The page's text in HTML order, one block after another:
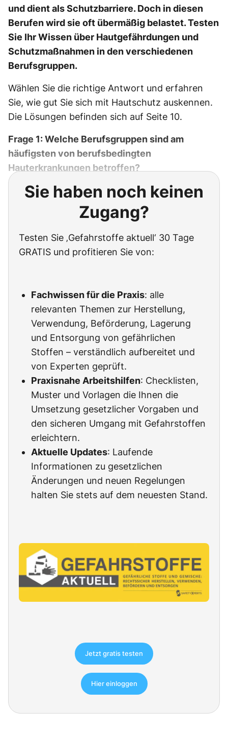
und dient als Schutzbarriere. Doch in diesen
Berufen wird sie oft übermäßig belastet. Testen
Sie Ihr Wissen über Hautgefährdungen und
Schutzmaßnahmen in den verschiedenen
Berufsgruppen.
Wählen Sie die richtige Antwort und erfahren
Sie, wie gut Sie sich mit Hautschutz auskennen.
Die Lösungen befinden sich auf Seite 10.
Frage 1: Welche Berufsgruppen sind am
häufigsten von berufsbedingten
Hauterkrankungen betroffen?
Sie haben noch keinen
Zugang?
Testen Sie ‚Gefahrstoffe aktuell‘ 30 Tage
GRATIS und profitieren Sie von:
Fachwissen für die Praxis: alle
relevanten Themen zur Herstellung,
Verwendung, Beförderung, Lagerung
und Entsorgung von gefährlichen
Stoffen – verständlich aufbereitet und
von Experten geprüft.
Praxisnahe Arbeitshilfen: Checklisten,
Muster und Vorlagen die Ihnen die
Umsetzung gesetzlicher Vorgaben und
den sicheren Umgang mit Gefahrstoffen
erleichtern.
Aktuelle Updates: Laufende
Informationen zu gesetzlichen
Änderungen und neuen Regelungen
halten Sie stets auf dem neuesten Stand.
Jetzt gratis testen
Hier einloggen